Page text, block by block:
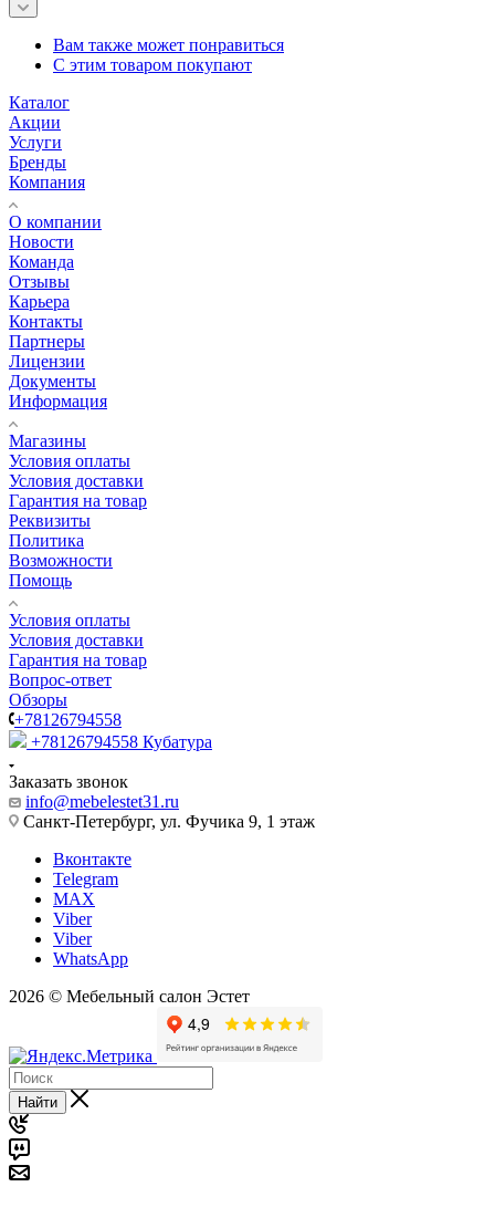
Вам также может понравиться
С этим товаром покупают
Каталог
Акции
Услуги
Бренды
Компания
О компании
Новости
Команда
Отзывы
Карьера
Контакты
Партнеры
Лицензии
Документы
Информация
Магазины
Условия оплаты
Условия доставки
Гарантия на товар
Реквизиты
Политика
Возможности
Помощь
Условия оплаты
Условия доставки
Гарантия на товар
Вопрос-ответ
Обзоры
+78126794558
+78126794558 Кубатура
Заказать звонок
info@mebelestet31.ru
Санкт-Петербург, ул. Фучика 9, 1 этаж
Вконтакте
Telegram
MAX
Viber
Viber
WhatsApp
2026 © Мебельный салон Эстет
Найти